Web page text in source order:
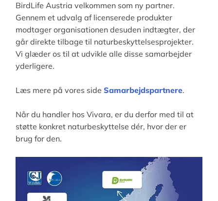
BirdLife Austria velkommen som ny partner.
Gennem et udvalg af licenserede produkter
modtager organisationen desuden indtægter, der
går direkte tilbage til naturbeskyttelsesprojekter.
Vi glæder os til at udvikle alle disse samarbejder
yderligere.
Læs mere på vores side Samarbejdspartnere.
Når du handler hos Vivara, er du derfor med til at
støtte konkret naturbeskyttelse dér, hvor der er
brug for den.